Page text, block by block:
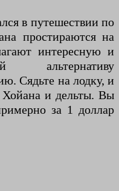
в путешествии по
простираются на
интересную и
альтернативу
Сядьте на лодку, и
Хойана и дельты. Вы
за 1 доллар